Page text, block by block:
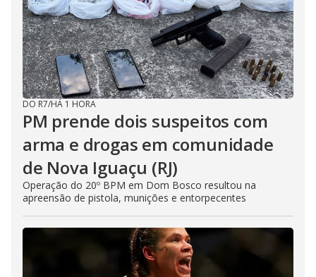
DO R7/HÁ 1 HORA
PM prende dois suspeitos com
arma e drogas em comunidade
de Nova Iguaçu (RJ)
Operação do 20º BPM em Dom Bosco resultou na
apreensão de pistola, munições e entorpecentes